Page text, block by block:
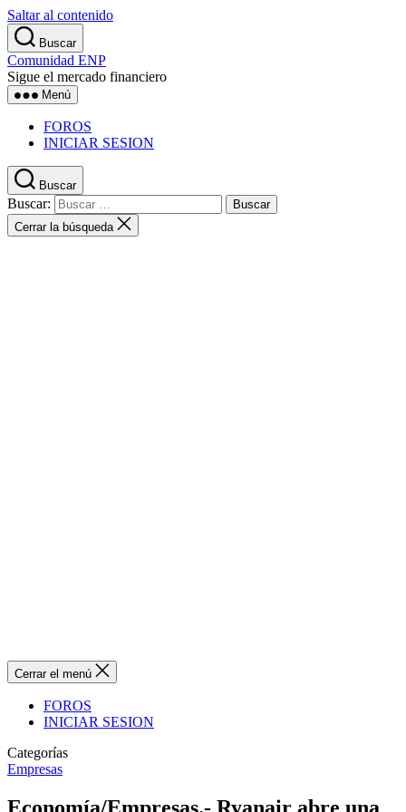
Saltar al contenido
Buscar
Comunidad ENP
Sigue el mercado financiero
Menú
FOROS
INICIAR SESION
Buscar
Buscar:
Cerrar la búsqueda
Cerrar el menú
FOROS
INICIAR SESION
Categorías
Empresas